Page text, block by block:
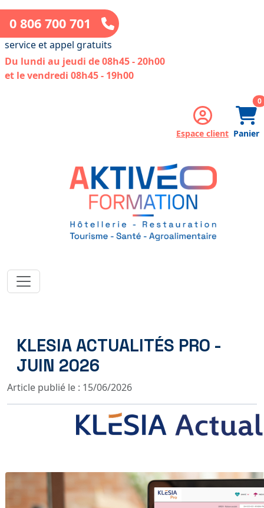
0 806 700 701
service et appel gratuits
Du lundi au jeudi de 08h45 - 20h00
et le vendredi 08h45 - 19h00
Espace client Panier
0
KLESIA ACTUALITÉS PRO -
JUIN 2026
Article publié le : 15/06/2026